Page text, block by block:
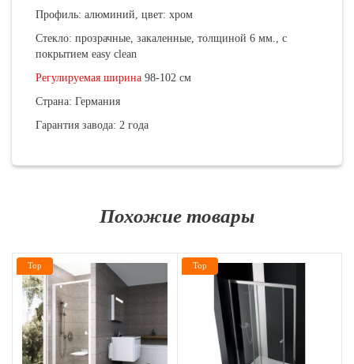
Профиль: алюминий, цвет: хром
Стекло: прозрачные, закаленные, толщиной 6 мм., с
покрытием easy clean
Регулируемая ширина 98-102 см
Страна: Германия
Гарантия завода: 2 года
Похожие товары
Top Top